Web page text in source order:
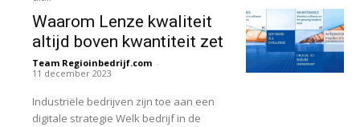
Waarom Lenze kwaliteit
altijd boven kwantiteit zet
Team Regioinbedrijf.com -
11 december 2023
Industriële bedrijven zijn toe aan een
digitale strategie Welk bedrijf in de